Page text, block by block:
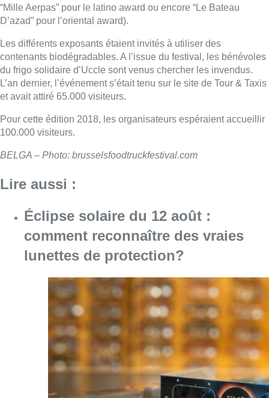
“Mille Aerpas” pour le latino award ou encore “Le Bateau
D’azad” pour l’oriental award).
Les différents exposants étaient invités à utiliser des
contenants biodégradables. A l’issue du festival, les bénévoles
du frigo solidaire d’Uccle sont venus chercher les invendus.
L’an dernier, l’événement s’était tenu sur le site de Tour & Taxis
et avait attiré 65.000 visiteurs.
Pour cette édition 2018, les organisateurs espéraient accueillir
100.000 visiteurs.
BELGA – Photo: brusselsfoodtruckfestival.com
Lire aussi :
Éclipse solaire du 12 août :
comment reconnaître des vraies
lunettes de protection?